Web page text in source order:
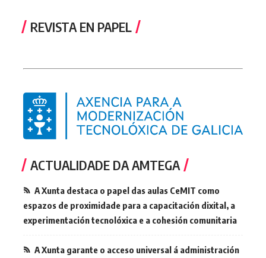
REVISTA EN PAPEL
ACTUALIDADE DA AMTEGA
A Xunta destaca o papel das aulas CeMIT como
espazos de proximidade para a capacitación dixital, a
experimentación tecnolóxica e a cohesión comunitaria
A Xunta garante o acceso universal á administración